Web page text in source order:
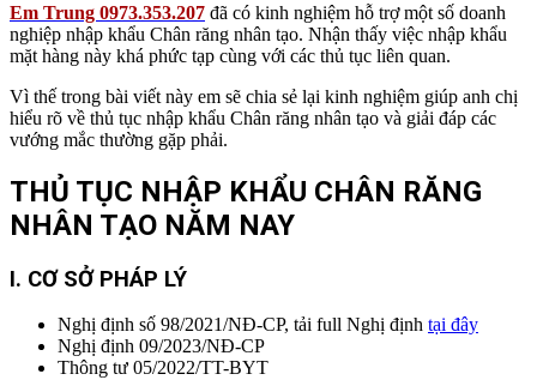
Em Trung 0973.353.207 đã có kinh nghiệm hỗ trợ một số doanh
nghiệp nhập khẩu Chân răng nhân tạo. Nhận thấy việc nhập khẩu
mặt hàng này khá phức tạp cùng với các thủ tục liên quan.
Vì thế trong bài viết này em sẽ chia sẻ lại kinh nghiệm giúp anh chị
hiểu rõ về thủ tục nhập khẩu Chân răng nhân tạo và giải đáp các
vướng mắc thường gặp phải.
THỦ TỤC NHẬP KHẨU CHÂN RĂNG
NHÂN TẠO NĂM NAY
I. CƠ SỞ PHÁP LÝ
Nghị định số 98/2021/NĐ-CP, tải full Nghị định tại đây
Nghị định 09/2023/NĐ-CP
Thông tư 05/2022/TT-BYT